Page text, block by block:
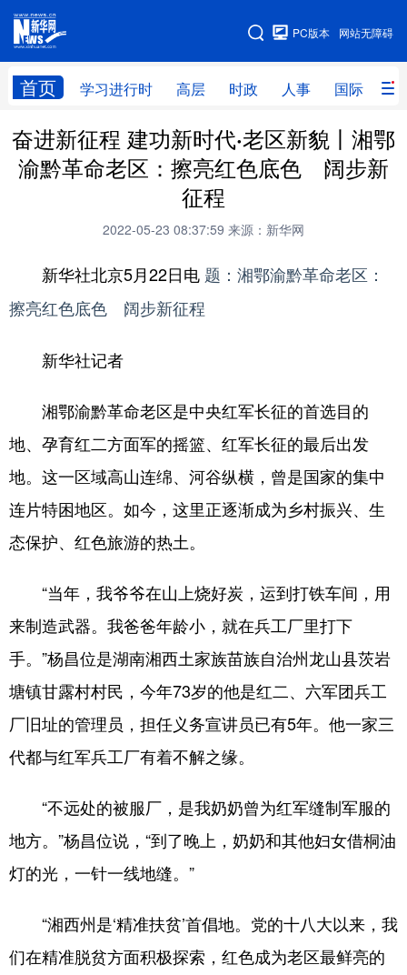
网站无障碍
PC版本
首页 学习进行时 高层 时政 人事 国际 财
网站地图
学习进行时 高层 时政 人事
国际 财经 网评 港澳
文化 健康
法律
食品 人居 信息化 数字经济
学术中国 乡村振兴 银龄 溯源中国
城市 旅游 能源 会展
彩票 娱乐 时尚 悦读
一带一路
文化产业
地方频道
北京 天津 河北 山西
山东 河南 湖北 湖南
陕西 甘肃 青海 宁夏
奋进新征程 建功新时代·老区新貌丨湘鄂
渝黔革命老区：擦亮红色底色 阔步新
征程
2022-05-23 08:37:59 来源：新华网
新华社北京5月22日电 题：湘鄂渝黔革命老区：
擦亮红色底色 阔步新征程
新华社记者
湘鄂渝黔革命老区是中央红军长征的首选目的
地、孕育红二方面军的摇篮、红军长征的最后出发
地。这一区域高山连绵、河谷纵横，曾是国家的集中
连片特困地区。如今，这里正逐渐成为乡村振兴、生
态保护、红色旅游的热土。
“当年，我爷爷在山上烧好炭，运到打铁车间，用
来制造武器。我爸爸年龄小，就在兵工厂里打下
手。”杨昌位是湖南湘西土家族苗族自治州龙山县茨岩
塘镇甘露村村民，今年73岁的他是红二、六军团兵工
厂旧址的管理员，担任义务宣讲员已有5年。他一家三
代都与红军兵工厂有着不解之缘。
“不远处的被服厂，是我奶奶曾为红军缝制军服的
地方。”杨昌位说，“到了晚上，奶奶和其他妇女借桐油
灯的光，一针一线地缝。”
“湘西州是‘精准扶贫’首倡地。党的十八大以来，我
们在精准脱贫方面积极探索，红色成为老区最鲜亮的